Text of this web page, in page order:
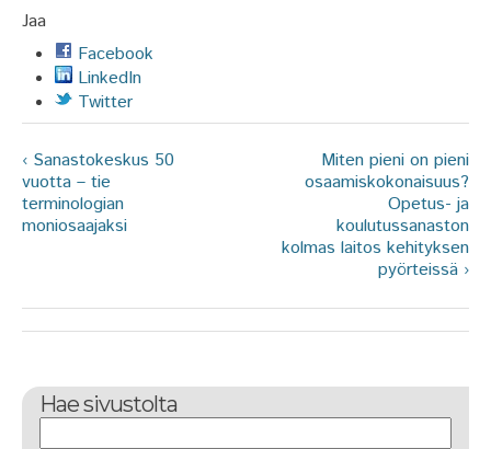
Jaa
Facebook
LinkedIn
Twitter
‹ Sanastokeskus 50
vuotta – tie
terminologian
moniosaajaksi
Miten pieni on pieni
osaamiskokonaisuus?
Opetus- ja
koulutussanaston
kolmas laitos kehityksen
pyörteissä ›
Hae sivustolta